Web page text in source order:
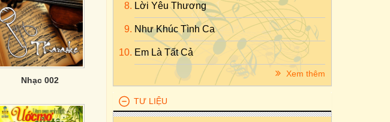
Nhạc 002
Lời Yêu Thương
Như Khúc Tình Ca
Em Là Tất Cả
Xem thêm
TƯ LIỆU